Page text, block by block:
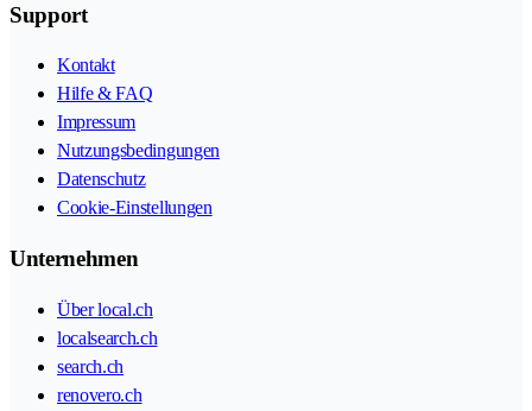
Support
Kontakt
Hilfe & FAQ
Impressum
Nutzungsbedingungen
Datenschutz
Cookie-Einstellungen
Unternehmen
Über local.ch
localsearch.ch
search.ch
renovero.ch